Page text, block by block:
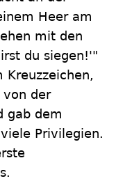
Heer am
mit den
du siegen!'"
Kreuzzeichen,
von der
gab dem
Privilegien.